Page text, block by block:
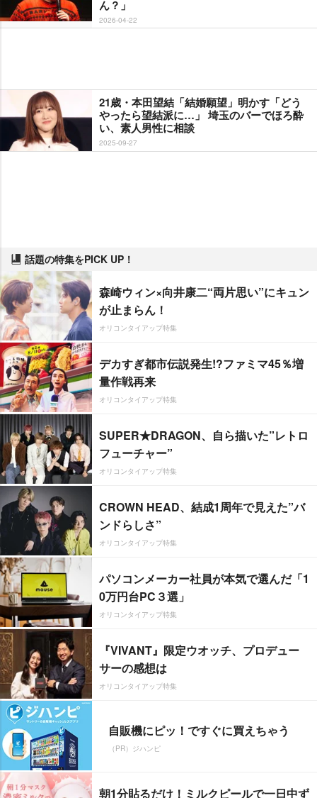
ん？」
2026-04-22
21歳・本田望結「結婚願望」明かす「どう
ったら望結派に…」 埼玉のバーでほろ酔
い、素人男性に相談
2025-09-27
話題の特集をPICK UP！
森崎ウィン×向井康二“両片思い”にキュン
が止まらん！
オリコンタイアップ特集
デカすぎ都市伝説発生!?ファミマ45％増
量作戦再来
オリコンタイアップ特集
SUPER★DRAGON、自ら描いた”レトロ
フューチャー”
オリコンタイアップ特集
CROWN HEAD、結成1周年で見えた”バ
ンドらしさ”
オリコンタイアップ特集
パソコンメーカー社員が本気で選んだ「1
0万円台PC３選」
オリコンタイアップ特集
『VIVANT』限定ウオッチ、プロデュー
サーの感想は
オリコンタイアップ特集
自販機にピッ！ですぐに買えちゃう
（PR）ジハンピ
朝1分貼るだけ！ミルクピールで一日中ず